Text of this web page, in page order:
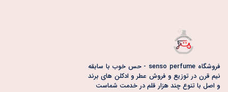
فروشگاه senso perfume - حس خوب با سابقه
نیم قرن در توزیع و فروش عطر و ادکلن های برند
و اصل با تنوع چند هزار قلم در خدمت شماست